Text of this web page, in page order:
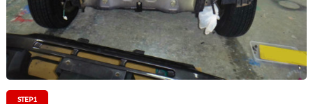
STEP1